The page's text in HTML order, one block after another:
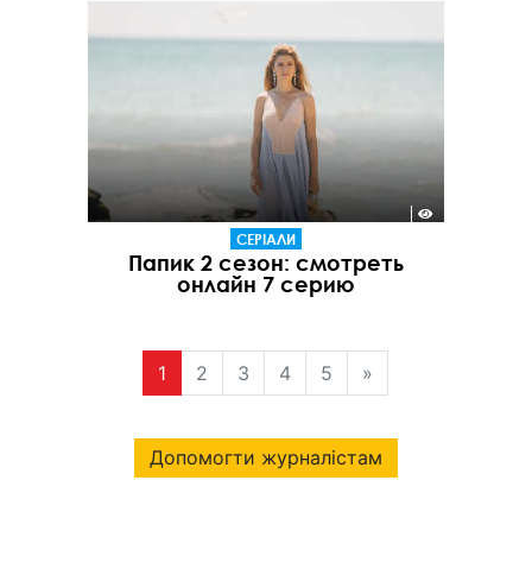
СЕРІАЛИ
Папик 2 сезон: смотреть
онлайн 7 серию
1 2 3 4 5 »
Допомогти журналістам